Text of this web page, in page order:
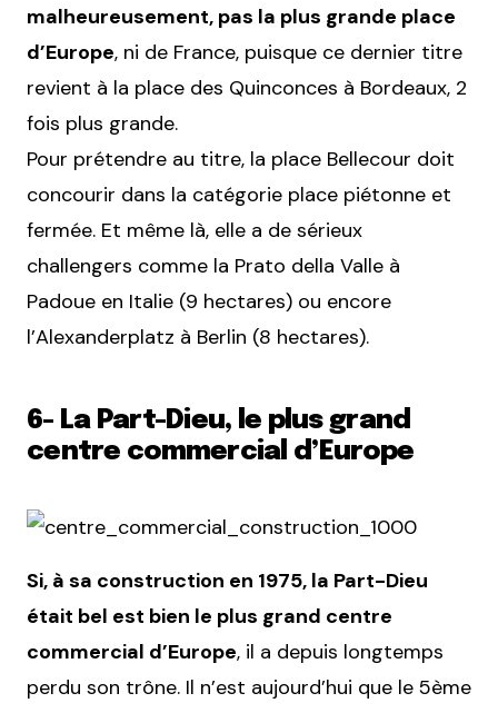
malheureusement, pas la plus grande place
d’Europe, ni de France, puisque ce dernier titre
revient à la place des Quinconces à Bordeaux, 2
fois plus grande.
Pour prétendre au titre, la place Bellecour doit
concourir dans la catégorie place piétonne et
fermée. Et même là, elle a de sérieux
challengers comme la Prato della Valle à
Padoue en Italie (9 hectares) ou encore
l’Alexanderplatz à Berlin (8 hectares).
6- La Part-Dieu, le plus grand
centre commercial d’Europe
Si, à sa construction en 1975, la Part-Dieu
était bel est bien le plus grand centre
commercial d’Europe, il a depuis longtemps
perdu son trône. Il n’est aujourd’hui que le 5ème